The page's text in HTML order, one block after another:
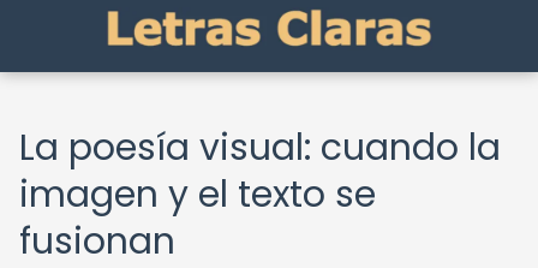
La poesía visual: cuando la
imagen y el texto se
fusionan